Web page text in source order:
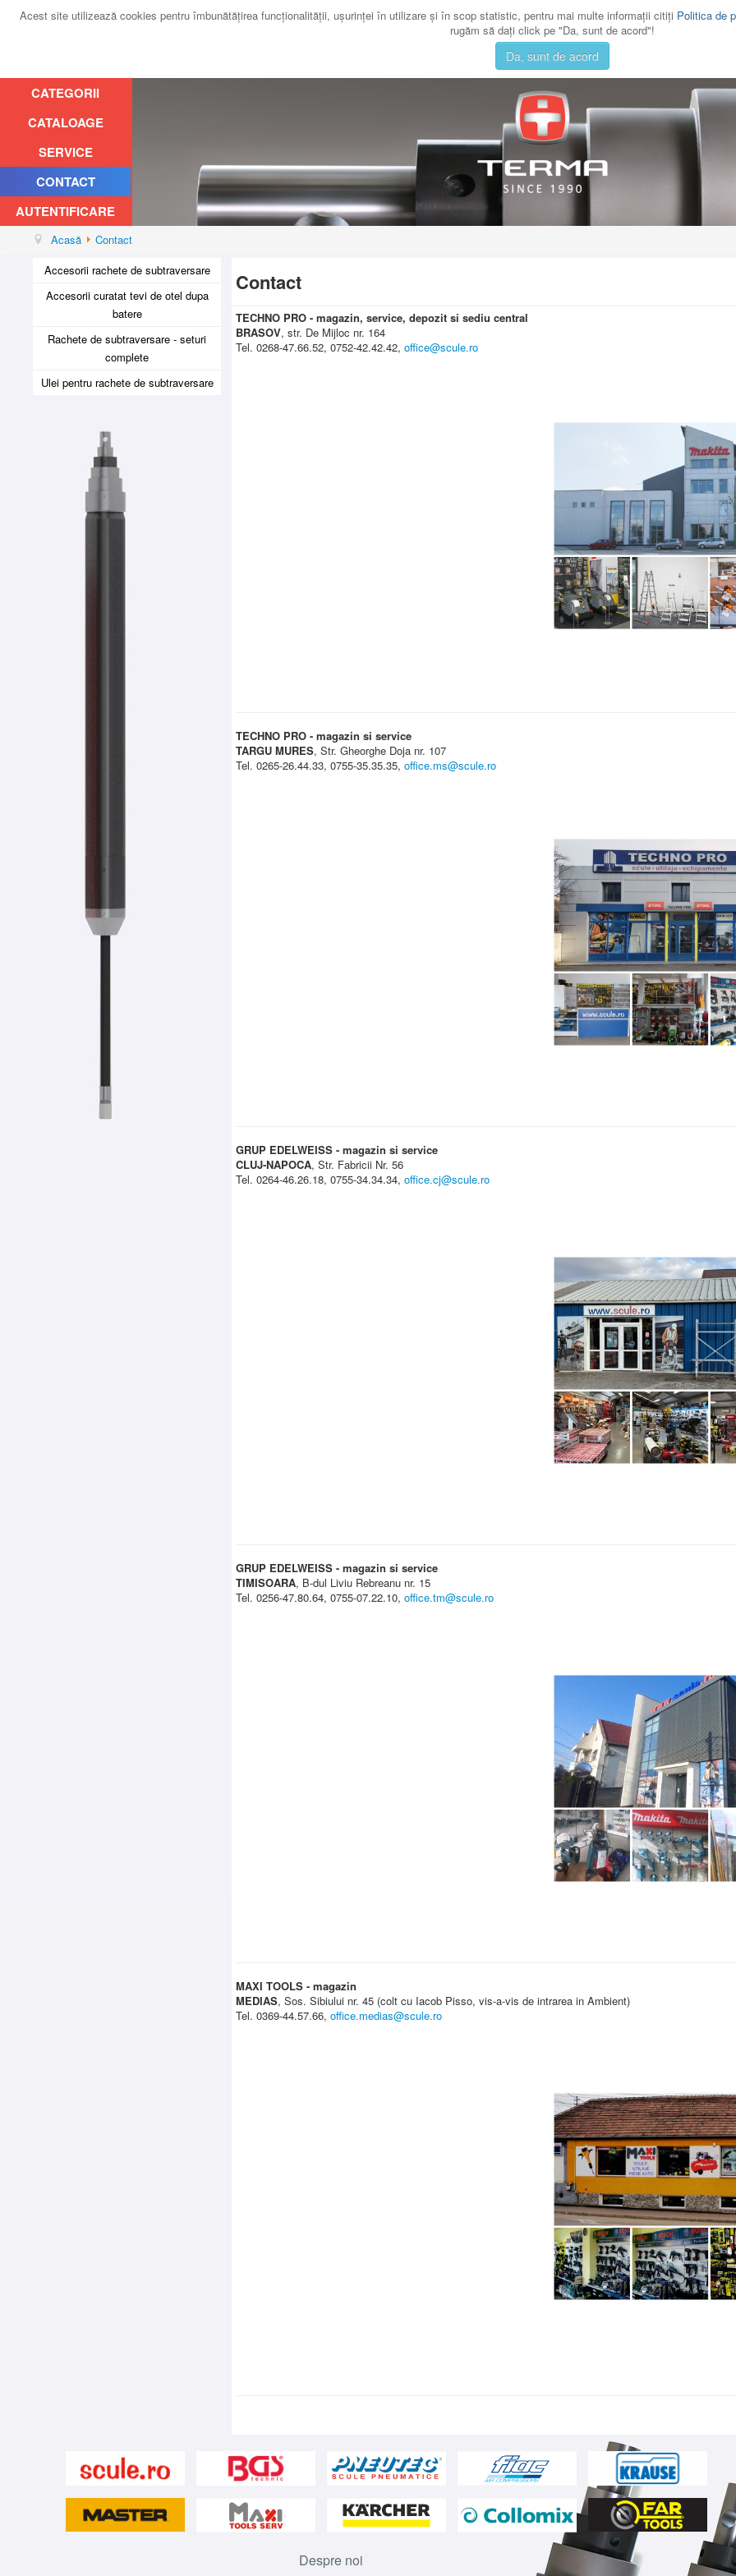
Acest site utilizează cookies pentru îmbunătăţirea funcţionalităţii, uşurinţei în utilizare şi în scop statistic, pentru mai multe informaţii citiţi Politica de
rugăm să daţi click pe "Da, sunt de acord"!
Da, sunt de acord
CATEGORII
CATALOAGE
SERVICE
CONTACT
AUTENTIFICARE
Acasă
Contact
Accesorii rachete de subtraversare
Accesorii curatat tevi de otel dupa
batere
Rachete de subtraversare - seturi
complete
Ulei pentru rachete de subtraversare
Contact
TECHNO PRO - magazin, service, depozit si sediu central
BRASOV, str. De Mijloc nr. 164
Tel. 0268-47.66.52, 0752-42.42.42,office@scule.ro
TECHNO PRO - magazin si service
TARGU MURES, Str. Gheorghe Doja nr. 107
Tel. 0265-26.44.33, 0755-35.35.35,office.ms@scule.ro
GRUP EDELWEISS - magazin si service
CLUJ-NAPOCA, Str. Fabricii Nr. 56
Tel. 0264-46.26.18, 0755-34.34.34,office.cj@scule.ro
GRUP EDELWEISS - magazin si service
TIMISOARA, B-dul Liviu Rebreanu nr. 15
Tel. 0256-47.80.64, 0755-07.22.10,office.tm@scule.ro
MAXI TOOLS - magazin
MEDIAS, Sos. Sibiului nr. 45 (colt cu Iacob Pisso, vis-a-vis de intrarea in Ambient)
Tel. 0369-44.57.66,office.medias@scule.ro
Despre noi